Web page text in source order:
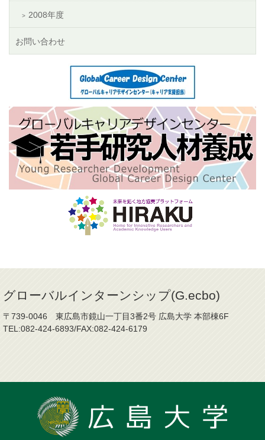
2008年度
お問い合わせ
グローバルインターンシップ(G.ecbo)
〒739-0046 東広島市鏡山一丁目3番2号 広島大学 本部棟6F
TEL:082-424-6893/FAX:082-424-6179